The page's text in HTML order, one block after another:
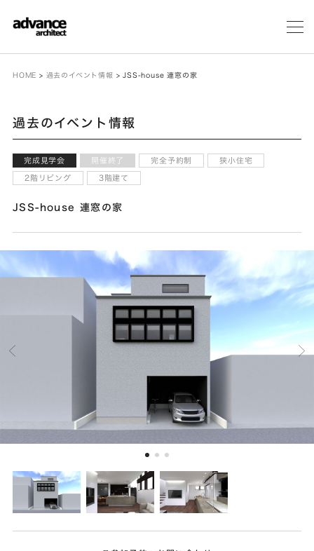
メ
HOME > 過去のイベント情報 >JSS-house 連窓の家
過去のイベント情報
完成見学会 開催終了 完全予約制 狭小住宅
2階リビング 3階建て
JSS-house 連窓の家